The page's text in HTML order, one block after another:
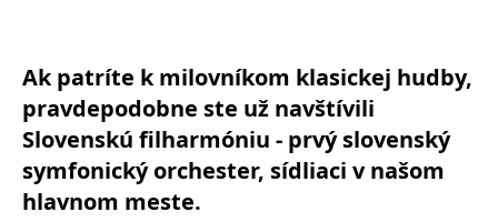
Ak patríte k milovníkom klasickej hudby,
pravdepodobne ste už navštívili
Slovenskú filharmóniu - prvý slovenský
symfonický orchester, sídliaci v našom
hlavnom meste.